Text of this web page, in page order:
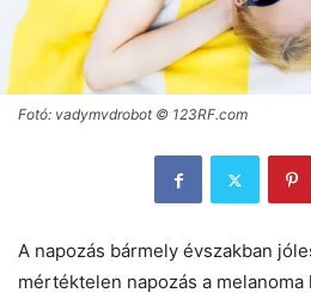
Fotó: vadymvdrobot © 123RF.com
A napozás bármely évszakban
mértéktelen napozás a melanoma